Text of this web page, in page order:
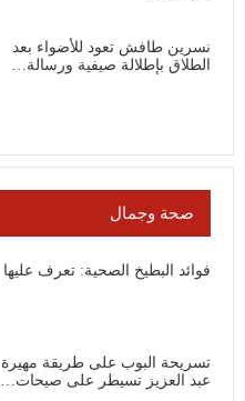
نسرين طافش تعود للأضواء بعد
الطلاق بإطلالة صيفية ورسالة…
صحة وجمال
فوائد البطيخ الصحية: تعرف عليها
تسريحة البوب على طريقة مهيرة
عبد العزيز تسيطر على صيحات…